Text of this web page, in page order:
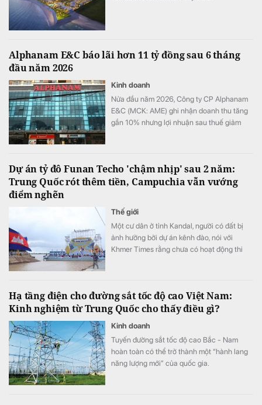
Alphanam E&C báo lãi hơn 11 tỷ đồng sau 6 tháng
đầu năm 2026
Kinh doanh
Nửa đầu năm 2026, Công ty CP Alphanam
E&C (MCK: AME) ghi nhận doanh thu tăng
gần 10% nhưng lợi nhuận sau thuế giảm
của doanh nghiệp.
Dự án tỷ đô Funan Techo 'chậm nhịp' sau 2 năm:
Trung Quốc rót thêm tiền, Campuchia vẫn vướng
điểm nghẽn
Thế giới
Một cư dân ở tỉnh Kandal, người có đất bị
ảnh hưởng bởi dự án kênh đào, nói với
Khmer Times rằng chưa có hoạt động thi
Hạ tầng điện cho đường sắt tốc độ cao Việt Nam:
Kinh nghiệm từ Trung Quốc cho thấy điều gì?
Kinh doanh
Tuyến đường sắt tốc độ cao Bắc - Nam
hoàn toàn có thể trở thành một “hành lang
năng lượng mới” của quốc gia.